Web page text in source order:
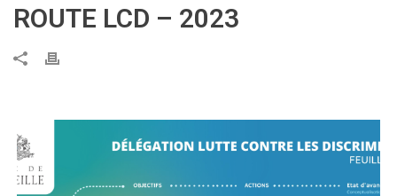
ROUTE LCD – 2023